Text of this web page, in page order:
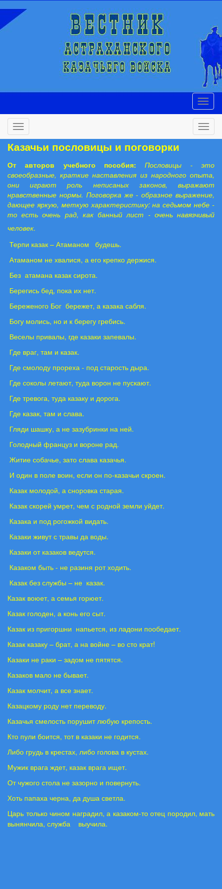
Казачьи пословицы и поговорки
От авторов учебного пособия:Пословицы - это
своеобразные, краткие наставления из народного опыта,
они играют роль неписаных законов, выражают
нравственные нормы. Поговорка же - образное выражение,
дающее яркую, меткую характеристику: на седьмом небе -
то есть очень рад, как банный лист - очень навязчивый
человек.
Терпи казак – Атаманом будешь.
Атаманом не хвалися, а его крепко держися.
Без атамана казак сирота.
Берегись бед, пока их нет.
Береженого Бог бережет, а казака сабля.
Богу молись, но и к берегу гребись.
Веселы привалы, где казаки запевалы.
Где враг, там и казак.
Где смолоду прореха - под старость дыра.
Где соколы летают, туда ворон не пускают.
Где тревога, туда казаку и дорога.
Где казак, там и слава.
Гляди шашку, а не зазубринки на ней.
Голодный француз и вороне рад.
Житие собачье, зато слава казачья.
И один в поле воин, если он по-казачьи скроен.
Казак молодой, а сноровка старая.
Казак скорей умрет, чем с родной земли уйдет.
Казака и под рогожкой видать.
Казаки живут с травы да воды.
Казаки от казаков ведутся.
Казаком быть - не разиня рот ходить.
Казак без службы – не казак.
Казак воюет, а семья горюет.
Казак голоден, а конь его сыт.
Казак из пригоршни напьется, из ладони пообедает.
Казак казаку – брат, а на войне – во сто крат!
Казаки не раки – задом не пятятся.
Казаков мало не бывает.
Казак молчит, а все знает.
Казацкому роду нет переводу.
Казачья смелость порушит любую крепость.
Кто пули боится, тот в казаки не годится.
Либо грудь в крестах, либо голова в кустах.
Мужик врага ждет, казак врага ищет.
От чужого стола не зазорно и повернуть.
Хоть папаха черна, да душа светла.
Царь только чином наградил, а казаком-то отец породил, мать
вынянчила, служба выучила.